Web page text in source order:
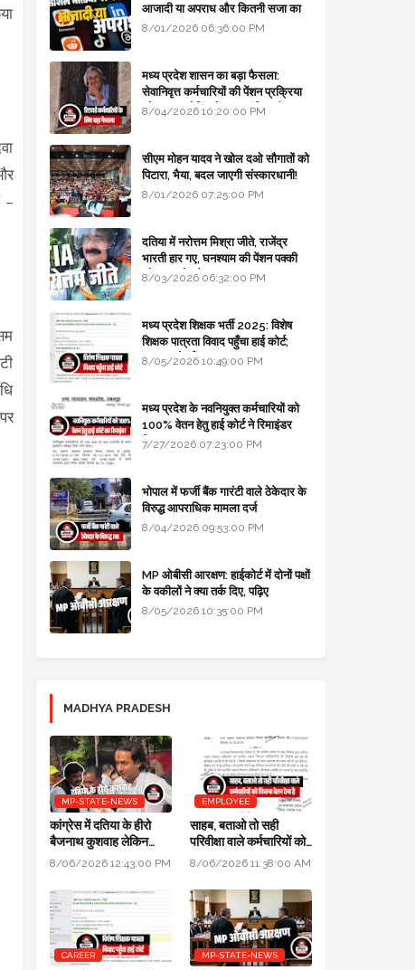
–
आजादी या अपराध और कितनी सजा का
प्रावधान - free legal advice
8/01/2026 06:36:00 PM
मध्य प्रदेश शासन का बड़ा फैसला:
सेवानिवृत्त कर्मचारियों की पेंशन प्रक्रिया
और बजट कोडिंग में हुए क्रांतिकारी
8/04/2026 10:20:00 PM
सीएम मोहन यादव ने खोल दओ सौगातों को
पिटारा, भैया, बदल जाएगी संस्कारधानी!
8/01/2026 07:25:00 PM
दतिया में नरोत्तम मिश्रा जीते, राजेंद्र
भारती हार गए, घनश्याम की पेंशन पक्की
और आशुतोष बैक टू...
8/03/2026 06:32:00 PM
मध्य प्रदेश शिक्षक भर्ती 2025: विशेष
शिक्षक पात्रता विवाद पहुँचा हाई कोर्ट;
सरकार से माँगा जवाब
8/05/2026 10:49:00 PM
मध्य प्रदेश के नवनियुक्त कर्मचारियों को
100% वेतन हेतु हाई कोर्ट ने रिमाइंडर
लिखा
7/27/2026 07:23:00 PM
भोपाल में फर्जी बैंक गारंटी वाले ठेकेदार के
विरुद्ध आपराधिक मामला दर्ज
8/04/2026 09:53:00 PM
MP ओबीसी आरक्षण: हाईकोर्ट में दोनों पक्षों
के वकीलों ने क्या तर्क दिए, पढ़िए
8/05/2026 10:35:00 PM
MADHYA PRADESH
MP-STATE-NEWS
कांग्रेस में दतिया के हीरो
बैजनाथ कुशवाह लेकिन
क्रेडिट जयवर्धन सिंह को
8/06/2026 12:43:00 PM
EMPLOYEE
साहब, बताओ तो सही
परिवीक्षा वाले कर्मचारियों को
कितना वेतन देना है
8/06/2026 11:38:00 AM
CAREER MP-STATE-NEWS